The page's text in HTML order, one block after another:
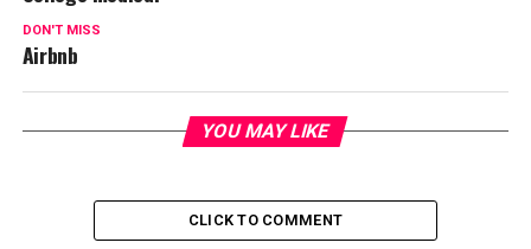
DON'T MISS
Airbnb
YOU MAY LIKE
CLICK TO COMMENT